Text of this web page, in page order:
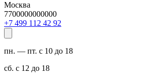
Москва
7700000000000
29 24 211 994 7+
пн. — пт. с 10 до 18
сб. с 12 до 18